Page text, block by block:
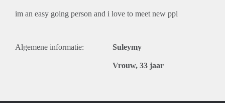
im an easy going person and i love to meet new ppl
Algemene informatie: Suleymy
Vrouw, 33 jaar